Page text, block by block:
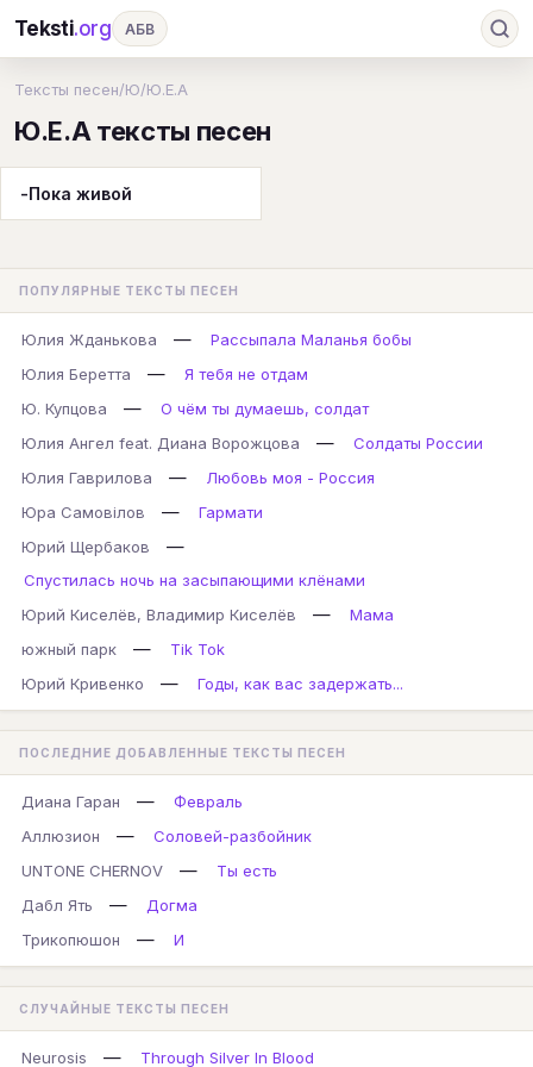
Teksti.org АБВ
И К Л М Н
Т У Ф Х Ц
Я En A B C
H I J K L M N O P
Q R S T U V W X Y
Тексты песен/Ю/Ю.Е.А
Ю.Е.А тексты песен
-Пока живой
ПОПУЛЯРНЫЕ ТЕКСТЫ ПЕСЕН
Юлия Жданькова —
Рассыпала Маланья бобы
Юлия Беретта
—
Я тебя не отдам
Ю. Купцова
—
О чём ты думаешь, солдат
Юлия Ангел feat. Диана Ворожцова
—
Солдаты России
Юлия Гаврилова
—
Любовь моя - Россия
Юра Самовілов
—
Гармати
Юрий Щербаков
—
Спустилась ночь на засыпающими клёнами
Юрий Киселёв, Владимир Киселёв
—
Мама
южный парк
—
Tik Tok
Юрий Кривенко
— Годы, как вас задержать...
ПОСЛЕДНИЕ ДОБАВЛЕННЫЕ ТЕКСТЫ ПЕСЕН
Диана Гаран —
Февраль
Аллюзион
—
Соловей-разбойник
UNTONE CHERNOV
—
Ты есть
Дабл Ять
—
Догма
Трикопюшон
— И
СЛУЧАЙНЫЕ ТЕКСТЫ ПЕСЕН
Neurosis — Through Silver In Blood